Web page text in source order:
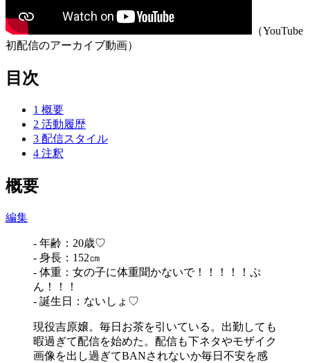
（YouTube
初配信のアーカイブ動画）
目次
1 概要
2 活動履歴
3 配信スタイル
4 注釈
概要
編集
- 年齢：20歳♡
- 身長：152㎝
- 体重：女の子に体重聞かないで！！！！！ぷ
ん！！！
- 誕生日：ないしょ♡
現役吉原嬢。毎日お茶を引いている。出勤しても
暇過ぎて配信を始めた。配信も下ネタやモザイク
画像を出し過ぎてBANされないか毎日不安を感